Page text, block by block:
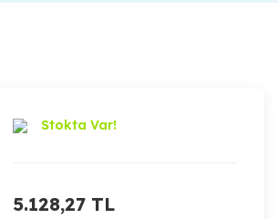
Stokta Var!
5.128,27 TL